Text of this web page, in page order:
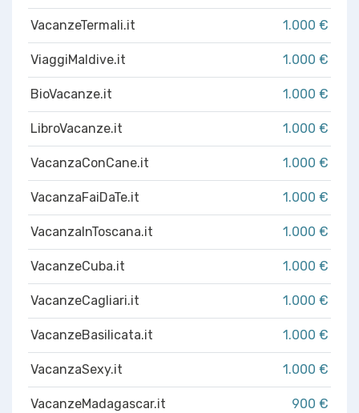
VacanzeTermali.it 1.000 €
ViaggiMaldive.it 1.000 €
BioVacanze.it 1.000 €
LibroVacanze.it 1.000 €
VacanzaConCane.it 1.000 €
VacanzaFaiDaTe.it 1.000 €
VacanzaInToscana.it 1.000 €
VacanzeCuba.it 1.000 €
VacanzeCagliari.it 1.000 €
VacanzeBasilicata.it 1.000 €
VacanzaSexy.it 1.000 €
VacanzeMadagascar.it 900 €